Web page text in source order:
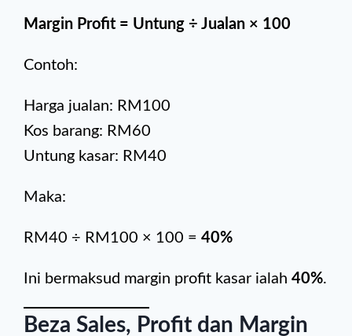
Margin Profit = Untung ÷ Jualan × 100
Contoh:
Harga jualan: RM100
Kos barang: RM60
Untung kasar: RM40
Maka:
RM40 ÷ RM100 × 100 = 40%
Ini bermaksud margin profit kasar ialah 40%.
Beza Sales, Profit dan Margin